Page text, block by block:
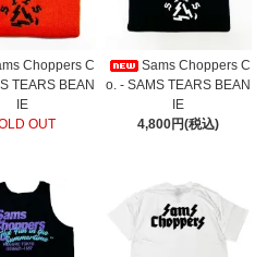
Choppers C
TEARS BEAN
IE
OUT
Sams Choppers C
o. - SAMS TEARS BEAN
IE
4,800円(税込)